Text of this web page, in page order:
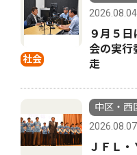
社会
2026.08.04
９月５
会の実
走
中区・西
2026.08.07
ＪＦＬ